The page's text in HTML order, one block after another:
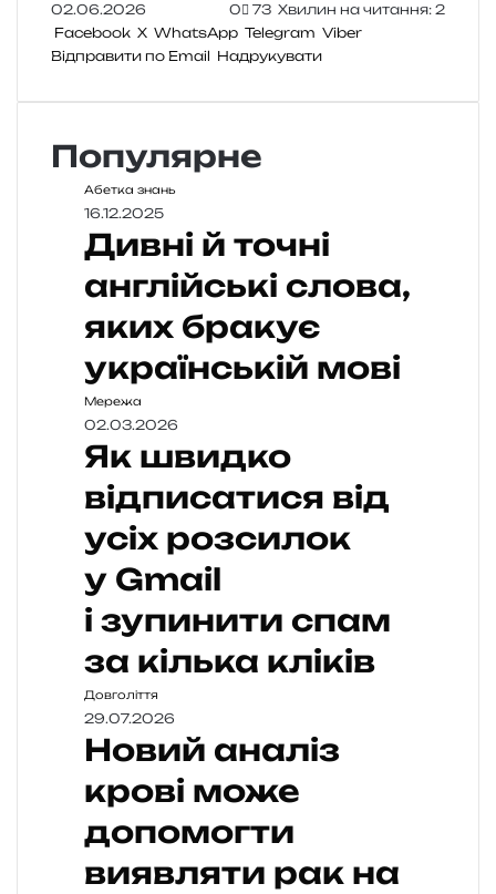
02.06.2026
0 73 Хвилин на читання: 2
Facebook X WhatsApp Telegram Viber
Відправити по Email Надрукувати
Популярне
Абетка знань
16.12.2025
Дивні й точні
англійські слова,
яких бракує
українській мові
Мережа
02.03.2026
Як швидко
відписатися від
усіх розсилок
у Gmail
і зупинити спам
за кілька кліків
Довголіття
29.07.2026
Новий аналіз
крові може
допомогти
виявляти рак на